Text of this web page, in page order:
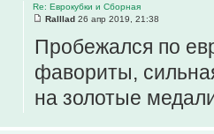
Re: Еврокубки и Сборная
Ralllad 26 апр 2019, 21:38
Пробежался по
фавориты,
на золотые